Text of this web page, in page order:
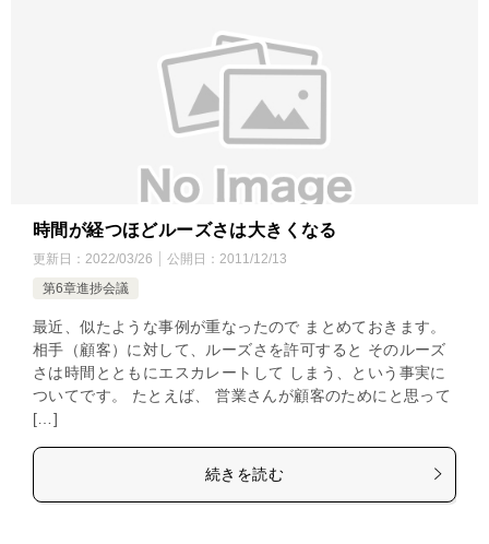
時間が経つほどルーズさは大きくなる
更新日： 2022/03/26 公開日： 2011/12/13
第6章進捗会議
最近、似たような事例が重なったので まとめておきます。
相手（顧客）に対して、ルーズさを許可すると そのルーズ
さは時間とともにエスカレートして しまう、という事実に
ついてです。 たとえば、 営業さんが顧客のためにと思って
[…]
続きを読む